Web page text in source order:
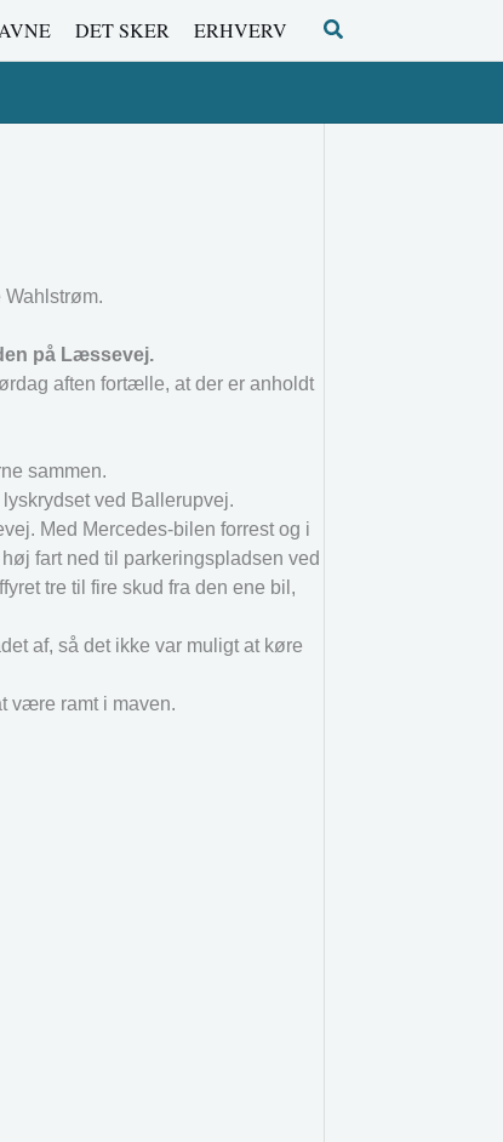
DET SKER ERHVERV Søg
på Læssevej.
aften fortælle, at der er anholdt
sammen.
ved Ballerupvej.
Med Mercedes-bilen forrest og i
fart ned til parkeringspladsen ved
tre til fire skud fra den ene bil,
af, så det ikke var muligt at køre
være ramt i maven.